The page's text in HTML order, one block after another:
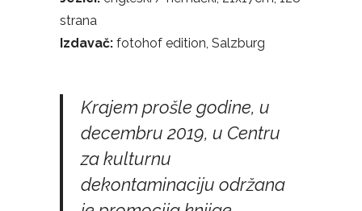
strana
Izdavač: fotohof edition, Salzburg
Krajem prošle godine, u
decembru 2019, u Centru
za kulturnu
dekontaminaciju održana